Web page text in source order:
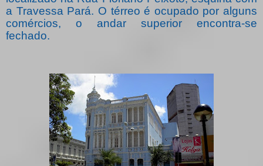
a Travessa Pará. O térreo é ocupado por alguns
comércios, o andar superior encontra-se
fechado.